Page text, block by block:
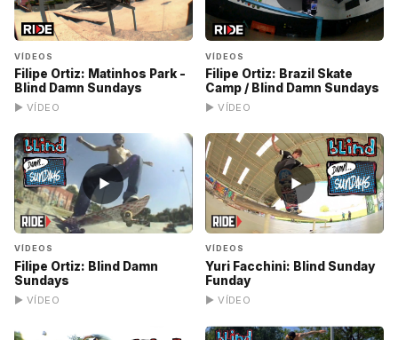
VÍDEOS
Filipe Ortiz: Matinhos Park -
Blind Damn Sundays
▶ VÍDEO
VÍDEOS
Filipe Ortiz: Brazil Skate
Camp / Blind Damn Sundays
▶ VÍDEO
▶
VÍDEOS
Filipe Ortiz: Blind Damn
Sundays
▶ VÍDEO
▶
VÍDEOS
Yuri Facchini: Blind Sunday
Funday
▶ VÍDEO